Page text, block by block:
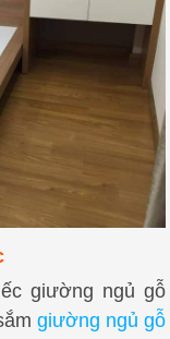
giường ngủ gỗ
giường ngủ gỗ